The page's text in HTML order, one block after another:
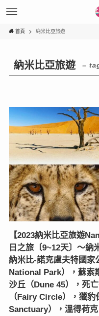
首頁 納米比亞旅遊
納米比亞旅遊 –
【2023納米比亞旅遊
日之旅〔9~12天〕〜納
納米比-諾克盧夫特國
National Park），蘇索
沙丘（Dune 45），死
（Fairy Circle），獵
Sanctuary），溫得荷